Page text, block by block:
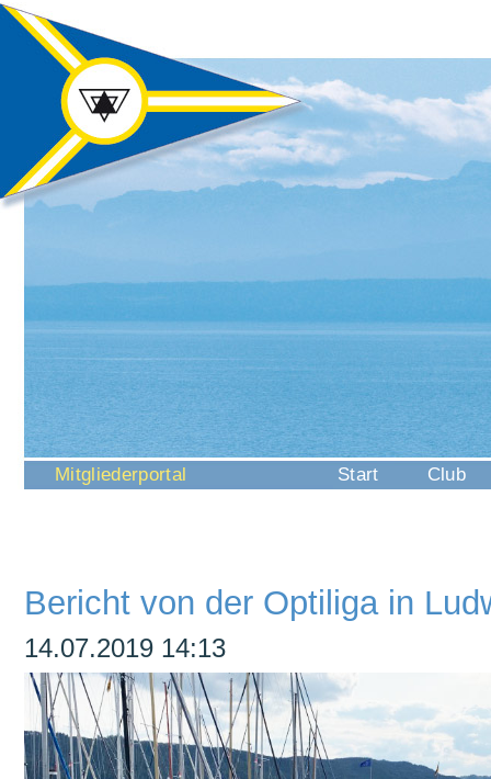
Navigation
Start Club
Mitgliederportal
Bericht von der Optiliga in
14.07.2019 14:13